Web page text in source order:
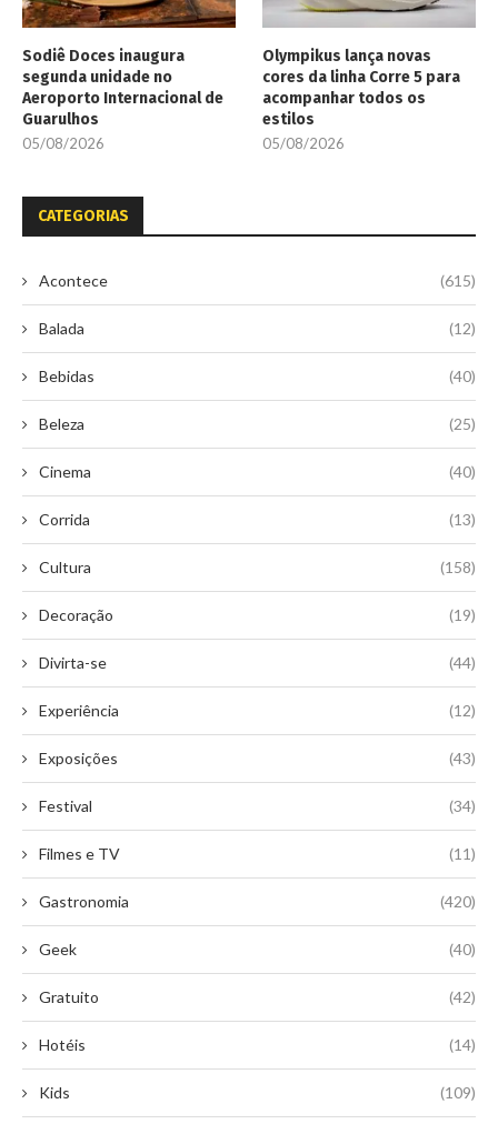
Sodiê Doces inaugura
segunda unidade no
Aeroporto Internacional de
Guarulhos
05/08/2026
Olympikus lança novas
cores da linha Corre 5 para
acompanhar todos os
estilos
05/08/2026
CATEGORIAS
Acontece (615)
Balada (12)
Bebidas (40)
Beleza (25)
Cinema (40)
Corrida (13)
Cultura (158)
Decoração (19)
Divirta-se (44)
Experiência (12)
Exposições (43)
Festival (34)
Filmes e TV (11)
Gastronomia (420)
Geek (40)
Gratuito (42)
Hotéis (14)
Kids (109)